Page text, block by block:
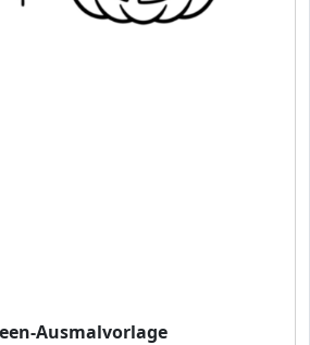
Ausmalvorlage